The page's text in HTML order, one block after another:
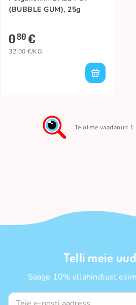
(BUBBLE GUM), 25g
080€
32.00 €/KG
Te olete vaadanud
Telli meie
Saage 10% allahindlust